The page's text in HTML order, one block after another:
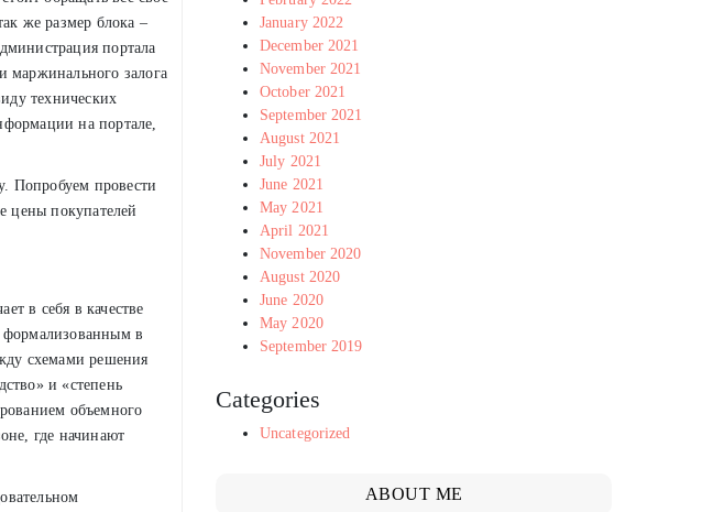
же размер блока –
портала
маржинального залога
технических
на портале,
Попробуем провести
цены покупателей
в себя в качестве
формализованным в
схемами решения
и «степень
объемного
где начинают
January 2022
December 2021
November 2021
October 2021
September 2021
August 2021
July 2021
June 2021
May 2021
April 2021
November 2020
August 2020
June 2020
May 2020
September 2019
Categories
Uncategorized
ABOUT ME